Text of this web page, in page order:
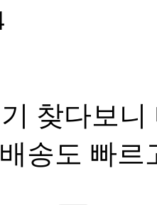
찾다보
송도 빠